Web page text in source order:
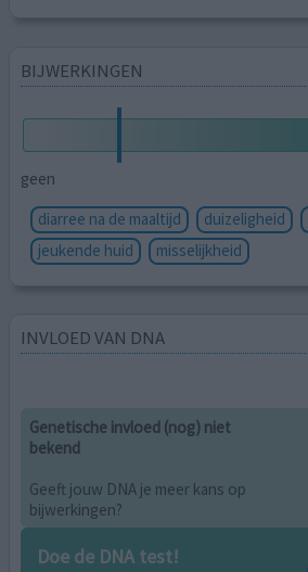
BIJWERKINGEN
geen
diarree na de maaltijd
duizeligheid
jeukende huid
misselijkheid
INVLOED VAN DNA
Genetische invloed (nog) niet
bekend
Geeft jouw DNA je meer kans op
bijwerkingen?
Doe de DNA test!